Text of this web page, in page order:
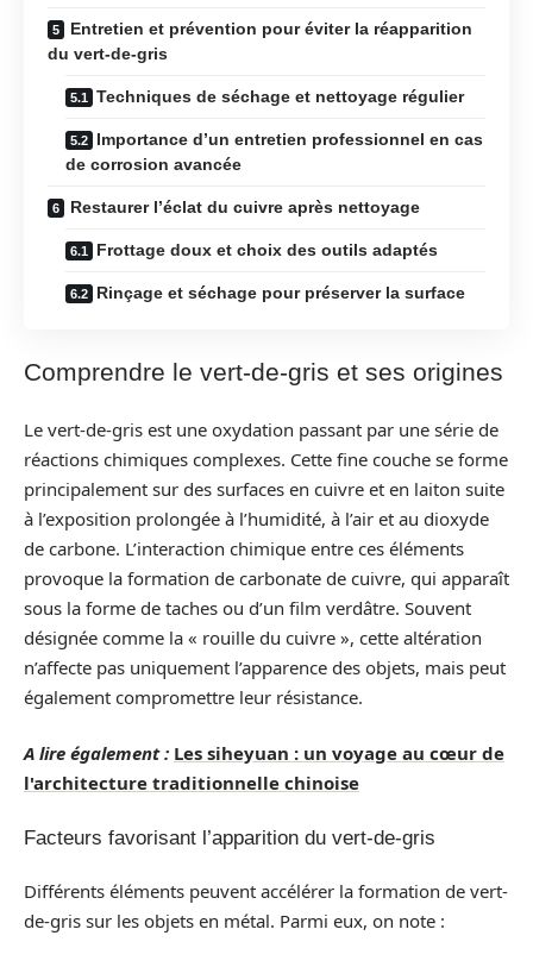
Entretien et prévention pour éviter la réapparition
du vert-de-gris
Techniques de séchage et nettoyage régulier
Importance d’un entretien professionnel en cas
de corrosion avancée
Restaurer l’éclat du cuivre après nettoyage
Frottage doux et choix des outils adaptés
Rinçage et séchage pour préserver la surface
Comprendre le vert-de-gris et ses origines
Le vert-de-gris est une oxydation passant par une série de
réactions chimiques complexes. Cette fine couche se forme
principalement sur des surfaces en cuivre et en laiton suite
à l’exposition prolongée à l’humidité, à l’air et au dioxyde
de carbone. L’interaction chimique entre ces éléments
provoque la formation de carbonate de cuivre, qui apparaît
sous la forme de taches ou d’un film verdâtre. Souvent
désignée comme la « rouille du cuivre », cette altération
n’affecte pas uniquement l’apparence des objets, mais peut
également compromettre leur résistance.
A lire également : Les siheyuan : un voyage au cœur de
l'architecture traditionnelle chinoise
Facteurs favorisant l’apparition du vert-de-gris
Différents éléments peuvent accélérer la formation de vert-
de-gris sur les objets en métal. Parmi eux, on note :